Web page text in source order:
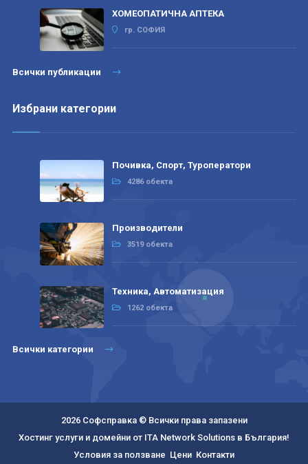
ХОМЕОПАТИЧНА АПТЕКА
гр. СОФИЯ
Всички публикации
Избрани категории
Почивка, Спорт, Туроператори
4286 обекта
Производители
3519 обекта
Техника, Автоматизация
1262 обекта
Всички категории
2026 Софсправка © Всички права запазени
Хостинг услуги и домейни от ITA Network Solutions в България!
Условия за ползване Цени Контакти